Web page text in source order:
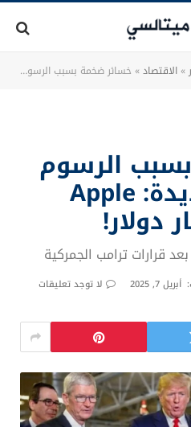
»الاقتصاد» خسائر ضخمة بسبب الرسوم الجمركية الجديدة: Apple تخسر 314 مليار دولار!
الرسوم
الجمركية الجديدة: Apple
قرارات ترامب الجمركية
أبريل 7, 2025
لا توجد تعليقات